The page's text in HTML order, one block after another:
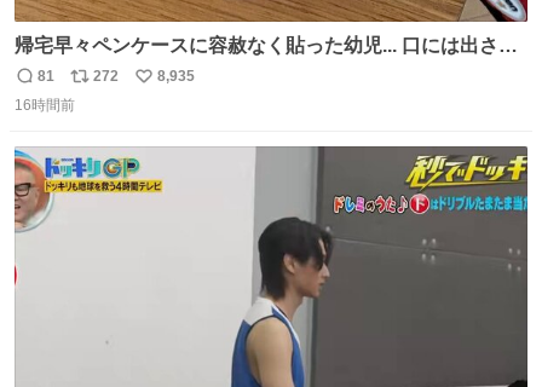
帰宅早々ペンケースに容赦なく貼った幼児... 口には出さぬ
が勿体無い精神で心がざわつく.....ッ
返
信
81
リ
ポ
ト
数
272
い
数
8,935
16時間前